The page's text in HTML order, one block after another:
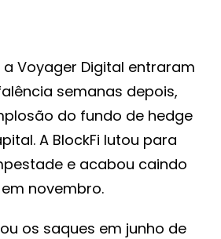
Voyager Digital entraram
semanas depois,
do fundo de hedge
A BlockFi lutou para
e acabou caindo
novembro.
os saques em junho de